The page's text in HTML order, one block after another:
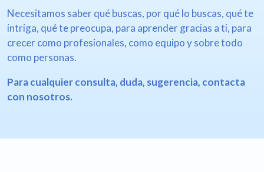
Necesitamos saber qué buscas, por qué lo buscas, qué te
intriga, qué te preocupa, para aprender gracias a ti, para
crecer como profesionales, como equipo y sobre todo
como personas.
Para cualquier consulta, duda, sugerencia, contacta
con nosotros.